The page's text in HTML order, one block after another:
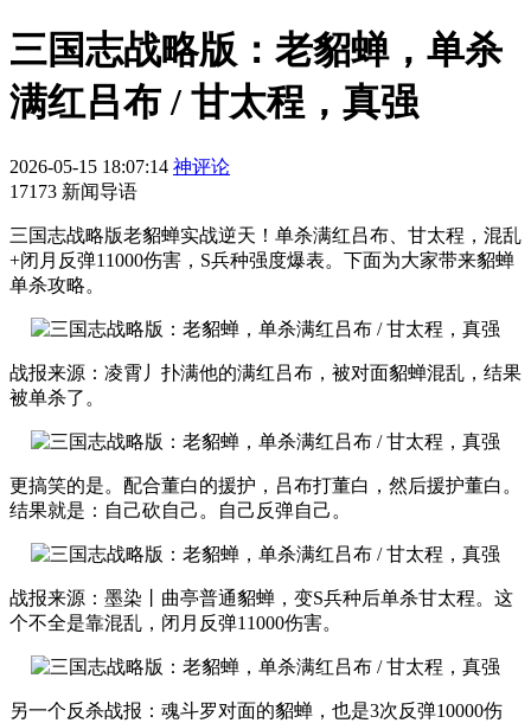
三国志战略版：老貂蝉，单杀
满红吕布 / 甘太程，真强
2026-05-15 18:07:14 神评论
17173 新闻导语
三国志战略版老貂蝉实战逆天！单杀满红吕布、甘太程，混乱
+闭月反弹11000伤害，S兵种强度爆表。下面为大家带来貂蝉
单杀攻略。
战报来源：凌霄丿扑满他的满红吕布，被对面貂蝉混乱，结果
被单杀了。
更搞笑的是。配合董白的援护，吕布打董白，然后援护董白。
结果就是：自己砍自己。自己反弹自己。
战报来源：墨染丨曲亭普通貂蝉，变S兵种后单杀甘太程。这
个不全是靠混乱，闭月反弹11000伤害。
另一个反杀战报：魂斗罗对面的貂蝉，也是3次反弹10000伤